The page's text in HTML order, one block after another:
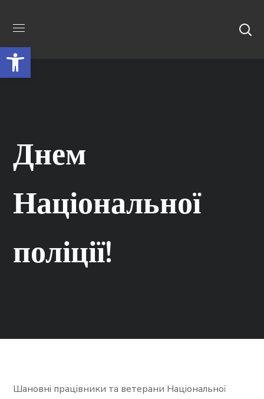
Днем
Національної
поліції!
Шановні працівники та ветерани Національної
Відкрити Панель інструментів